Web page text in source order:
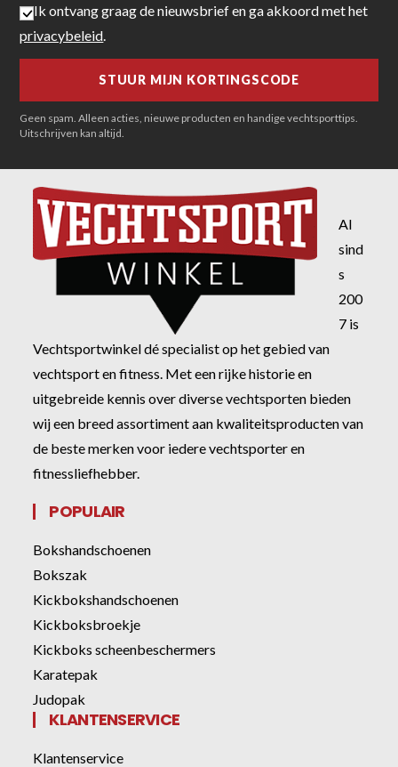
Ik ontvang graag de nieuwsbrief en ga akkoord met het
privacybeleid
Geen spam. Alleen acties, nieuwe producten en handige vechtsporttips.
Uitschrijven kan altijd.
Al
sind
s
200
7 is
Vechtsportwinkel dé specialist op het gebied van
vechtsport en fitness. Met een rijke historie en
uitgebreide kennis over diverse vechtsporten bieden
wij een breed assortiment aan kwaliteitsproducten van
de beste merken voor iedere vechtsporter en
fitnessliefhebber.
POPULAIR
Bokshandschoenen
Bokszak
Kickbokshandschoenen
Kickboksbroekje
Kickboks scheenbeschermers
Karatepak
Judopak
KLANTENSERVICE
Klantenservice